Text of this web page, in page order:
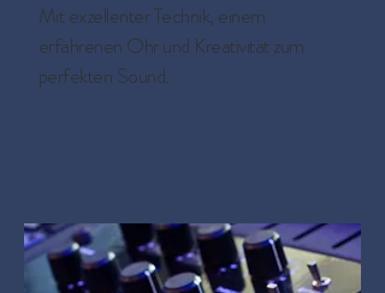
Mit exzellenter Technik, einem
erfahrenen Ohr und Kreativität zum
perfekten Sound.